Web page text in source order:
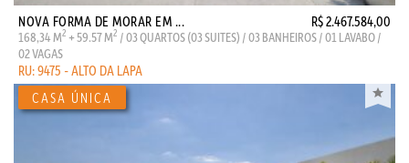
NOVA FORMA DE MORAR EM ... R$ 2.467.584,00
168,34 M2 + 59.57 M2 / 03 QUARTOS (03 SUITES) / 03 BANHEIROS / 01 LAVABO /
02 VAGAS
RU: 9475 - ALTO DA LAPA